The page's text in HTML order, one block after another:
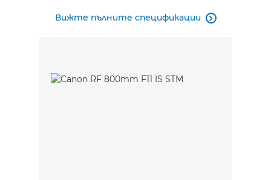
Вижте пълните спецификации 